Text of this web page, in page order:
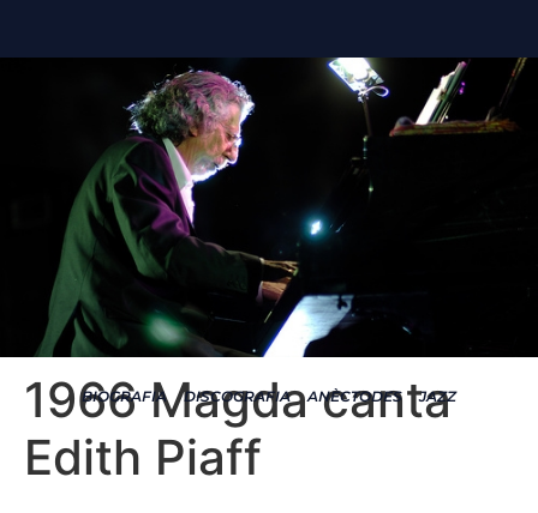
BIOGRAFIA DISCOGRAFIA ANÈCTODES JAZZ
1966 Magda canta
Edith Piaff